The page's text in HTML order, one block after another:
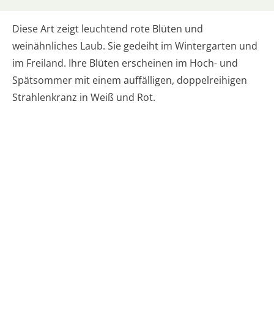
Diese Art zeigt leuchtend rote Blüten und
weinähnliches Laub. Sie gedeiht im Wintergarten und
im Freiland. Ihre Blüten erscheinen im Hoch- und
Spätsommer mit einem auffälligen, doppelreihigen
Strahlenkranz in Weiß und Rot.